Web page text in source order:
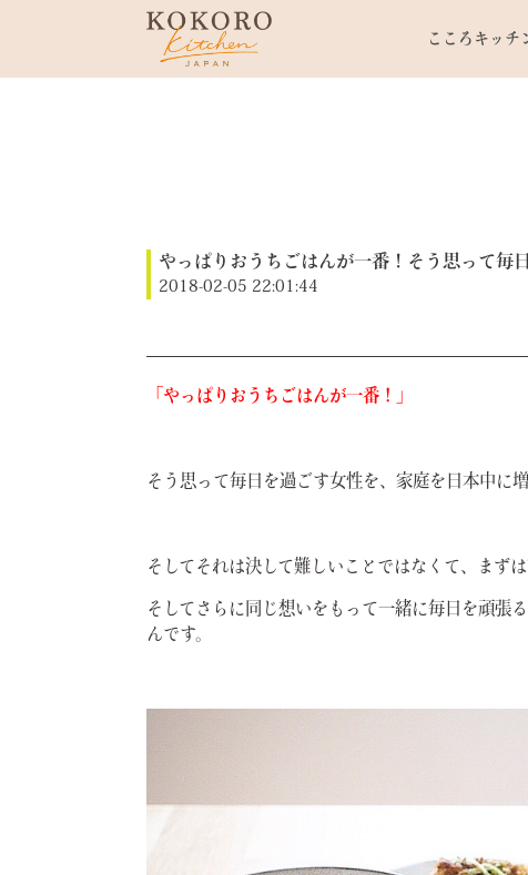
こころキッチ
やっぱりおうちごはんが一番！そう思って毎
2018-02-05 22:01:44
「やっぱりおうちごはんが一番！」
そう思って毎日を過ごす女性を、家庭を日本中に増
そしてそれは決して難しいことではなくて、 まずは
そしてさらに同じ想いをもって一緒に毎日を頑張
んです。